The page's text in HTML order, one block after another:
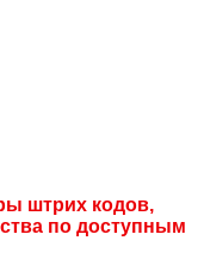
штрих кодов,
по доступным